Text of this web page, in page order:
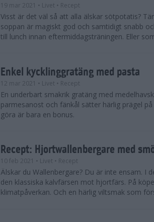
19 mar 2021 • Livet • Recept
Visst är det väl så att alla älskar sötpotatis?
soppan är magiskt god och samtidigt snabb
till lunch innan eftermiddagsträningen. Eller
Enkel kycklinggratäng med pasta
12 mar 2021 • Livet • Recept
En underbart smakrik gratäng med
parmesanost och fänkål sätter härlig prägel
göra är bara en bonus.
Recept: Hjortwallenbergare med
10 feb 2021 • Livet • Recept
Älskar du Wallenbergare? Du är inte ensam. I
den klassiska kalvfärsen mot hjortfärs. På
klimatpåverkan. Och en härlig viltsmak som